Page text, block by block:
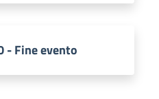
- Fine evento